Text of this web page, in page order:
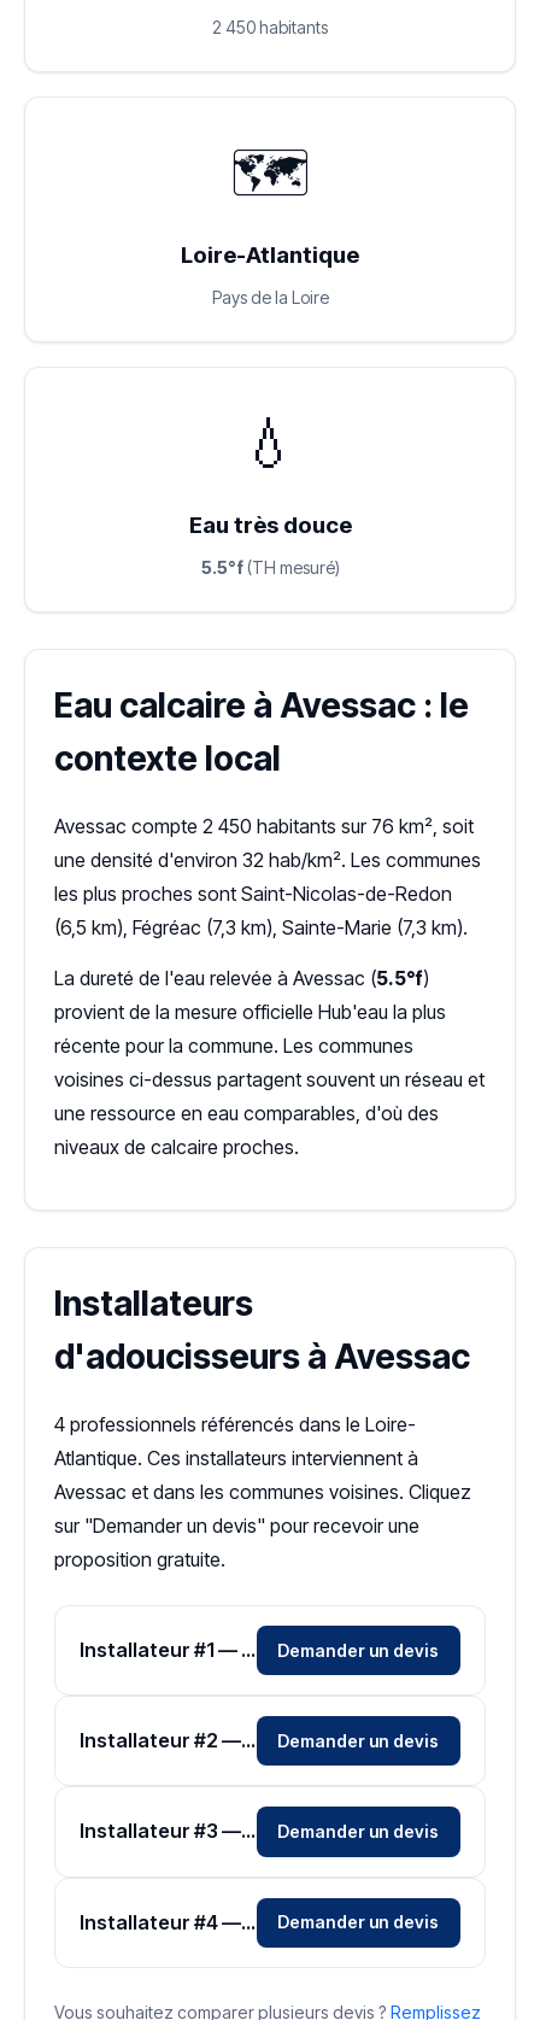
2 450 habitants
🗺️
Loire-Atlantique
Pays de la Loire
💧
Eau très douce
5.5°f(TH mesuré)
Eau calcaire à Avessac : le
contexte local
Avessac compte 2 450 habitants sur 76 km², soit
une densité d'environ 32 hab/km². Les communes
les plus proches sont Saint-Nicolas-de-Redon
(6,5 km), Fégréac (7,3 km), Sainte-Marie (7,3 km).
La dureté de l'eau relevée à Avessac (5.5°f)
provient de la mesure officielle Hub'eau la plus
récente pour la commune. Les communes
voisines ci-dessus partagent souvent un réseau et
une ressource en eau comparables, d'où des
niveaux de calcaire proches.
Installateurs
d'adoucisseurs à Avessac
4 professionnels référencés dans le Loire-
Atlantique. Ces installateurs interviennent à
Avessac et dans les communes voisines. Cliquez
sur "Demander un devis" pour recevoir une
proposition gratuite.
Installateur #1 — Zone Loire-Atlantique Demander un devis
Installateur #2 — Zone Loire-Atlantique Demander un devis
Installateur #3 — Zone Loire-Atlantique Demander un devis
Installateur #4 — Zone Loire-Atlantique Demander un devis
Vous souhaitez comparer plusieurs devis ? Remplissez